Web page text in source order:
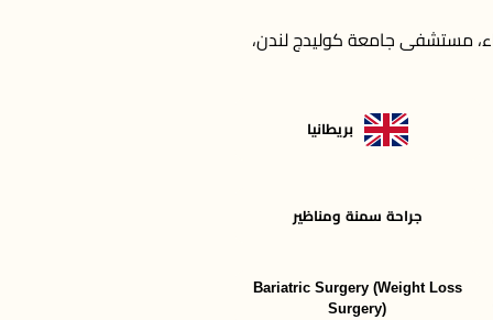
مستشفى جامعة كوليدج لندن،
بريطانيا
جراحة سمنة ومناظير
Bariatric Surgery (Weight Loss
Surgery)